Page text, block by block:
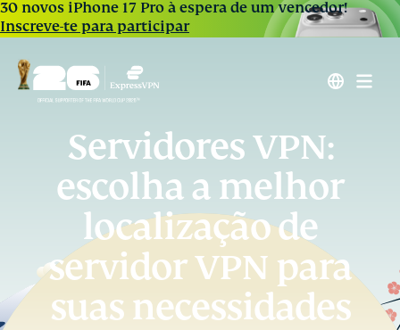
30 novos iPhone 17 Pro à espera de um vencedor!
Inscreve-te para participar
Servidores VPN:
escolha a melhor
localização de
servidor VPN para
suas necessidades